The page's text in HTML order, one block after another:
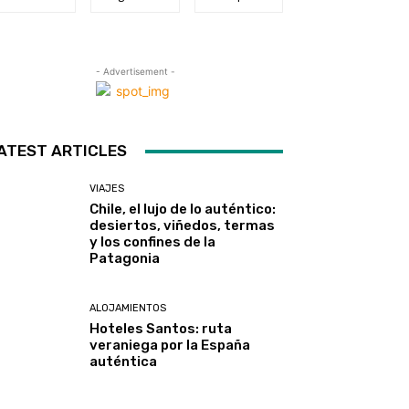
- Advertisement -
ARTICLES
VIAJES
Chile, el lujo de lo auténtico:
desiertos, viñedos, termas
y los confines de la
Patagonia
ALOJAMIENTOS
Hoteles Santos: ruta
veraniega por la España
auténtica